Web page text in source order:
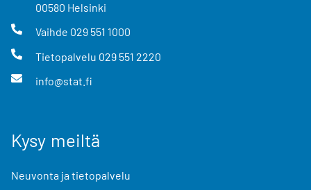
00580 Helsinki
Vaihde 029 551 1000
Tietopalvelu 029 551 2220
info@stat.fi
Kysy meiltä
Neuvonta ja tietopalvelu